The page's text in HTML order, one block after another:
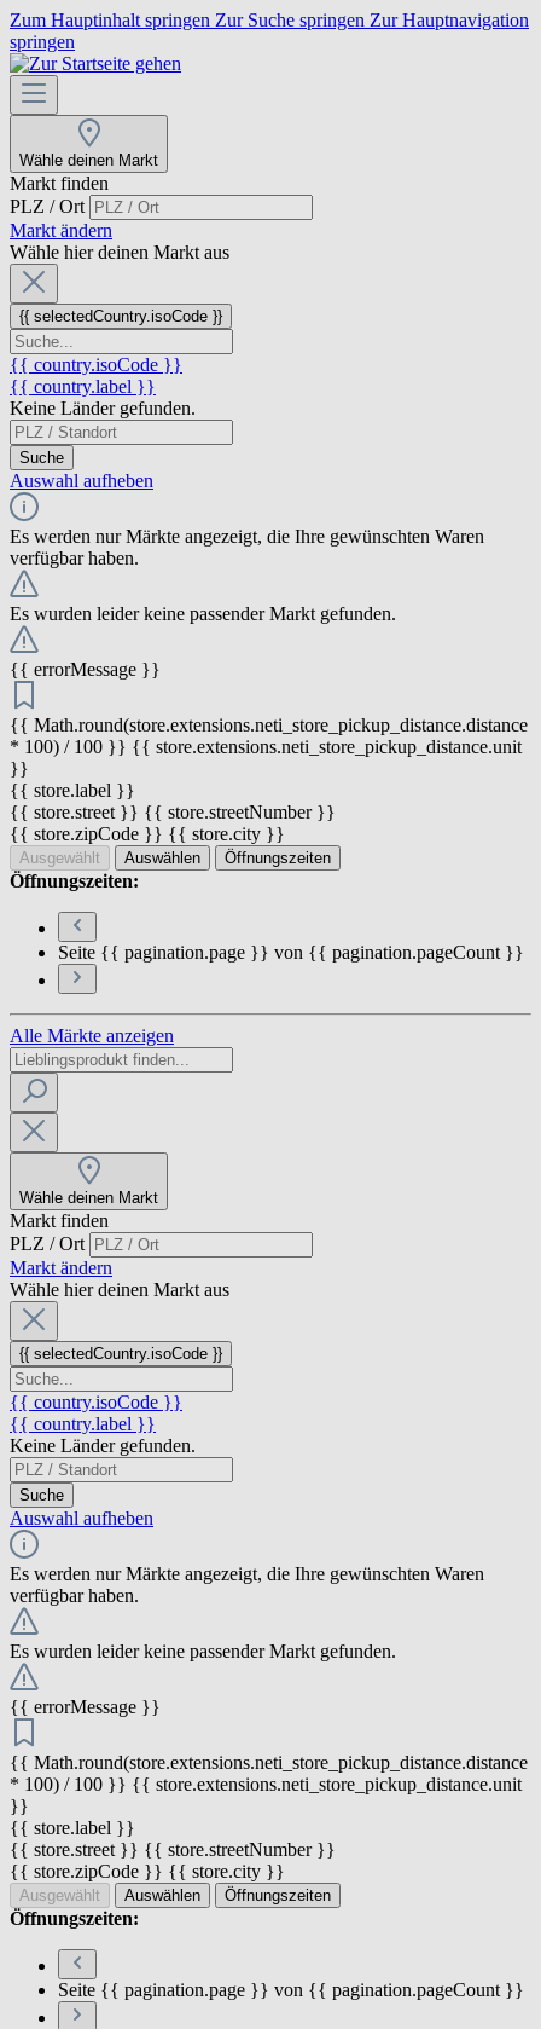
Zum Hauptinhalt springen Zur Suche springen Zur Hauptnavigation
springen
Wähle deinen Markt
Markt finden
PLZ / Ort
Markt ändern
Wähle hier deinen Markt aus
{{ selectedCountry.isoCode }}
{{ country.isoCode }}
{{ country.label }}
Keine Länder gefunden.
Suche
Auswahl aufheben
Es werden nur Märkte angezeigt, die Ihre gewünschten Waren
verfügbar haben.
Es wurden leider keine passender Markt gefunden.
{{ errorMessage }}
{{ Math.round(store.extensions.neti_store_pickup_distance.distance
* 100) / 100 }} {{ store.extensions.neti_store_pickup_distance.unit
}}
{{ store.label }}
{{ store.street }} {{ store.streetNumber }}
{{ store.zipCode }} {{ store.city }}
Ausgewählt Auswählen Öffnungszeiten
Öffnungszeiten:
Seite {{ pagination.page }} von {{ pagination.pageCount }}
Alle Märkte anzeigen
Wähle deinen Markt
Markt finden
PLZ / Ort
Markt ändern
Wähle hier deinen Markt aus
{{ selectedCountry.isoCode }}
{{ country.isoCode }}
{{ country.label }}
Keine Länder gefunden.
Suche
Auswahl aufheben
Es werden nur Märkte angezeigt, die Ihre gewünschten Waren
verfügbar haben.
Es wurden leider keine passender Markt gefunden.
{{ errorMessage }}
{{ Math.round(store.extensions.neti_store_pickup_distance.distance
* 100) / 100 }} {{ store.extensions.neti_store_pickup_distance.unit
}}
{{ store.label }}
{{ store.street }} {{ store.streetNumber }}
{{ store.zipCode }} {{ store.city }}
Ausgewählt Auswählen Öffnungszeiten
Öffnungszeiten:
Seite {{ pagination.page }} von {{ pagination.pageCount }}